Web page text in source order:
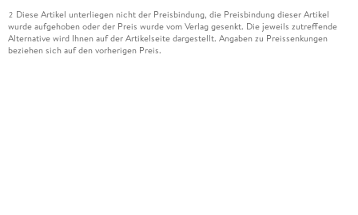
2 Diese Artikel unterliegen nicht der Preisbindung, die Preisbindung dieser Artikel
wurde aufgehoben oder der Preis wurde vom Verlag gesenkt. Die jeweils zutreffende
Alternative wird Ihnen auf der Artikelseite dargestellt. Angaben zu Preissenkungen
beziehen sich auf den vorherigen Preis.